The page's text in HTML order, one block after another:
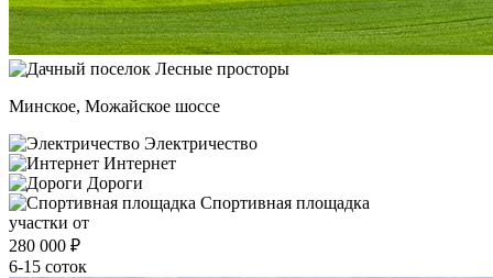
Минское, Можайское шоссе
Электричество
Интернет
Дороги
Спортивная площадка
участки от
280 000 ₽
6-15 соток